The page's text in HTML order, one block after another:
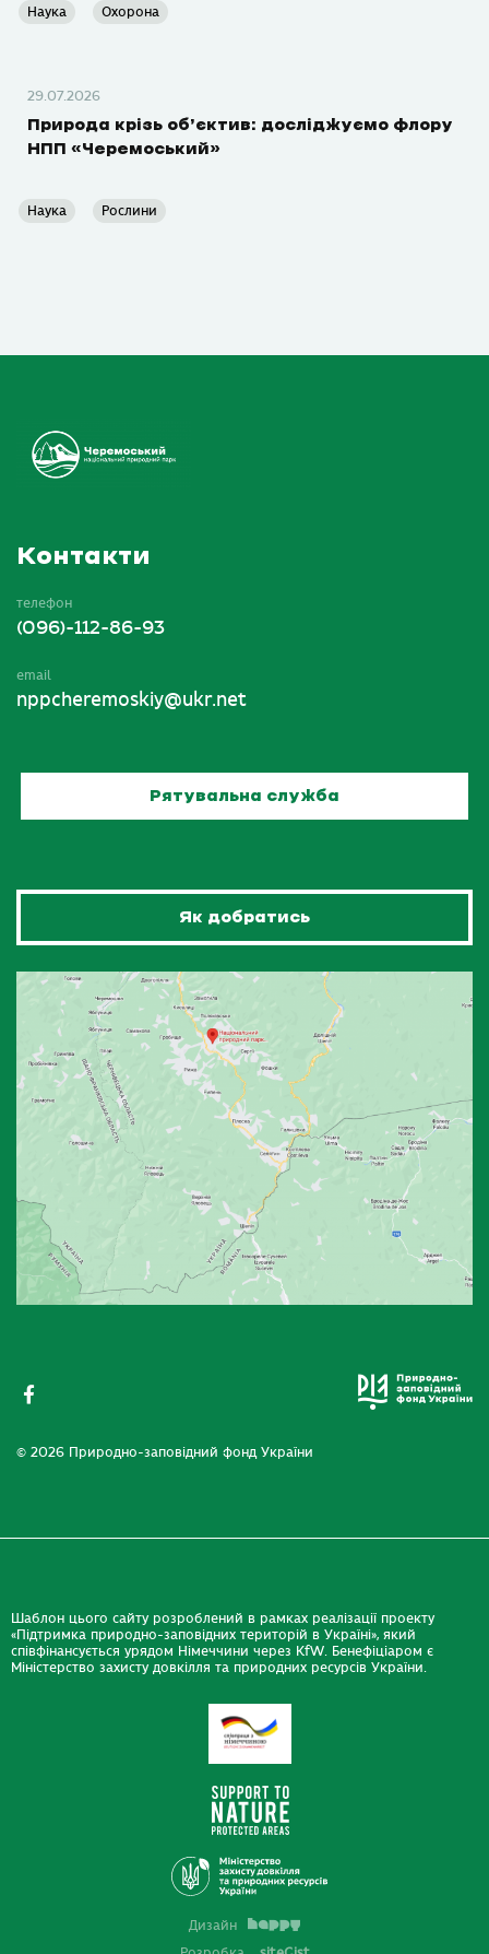
Наука Охорона
29.07.2026
Природа крізь об’єктив: досліджуємо флору
НПП «Черемоський»
Наука Рослини
Контакти
телефон
(096)-112-86-93
email
nppcheremoskiy@ukr.net
Рятувальна служба
Як добратись
© 2026 Природно-заповідний фонд України
Шаблон цього сайту розроблений в рамках реалізації проекту
«Підтримка природно-заповідних територій в Україні», який
співфінансується урядом Німеччини через KfW. Бенефіціаром є
Міністерство захисту довкілля та природних ресурсів України.
Дизайн